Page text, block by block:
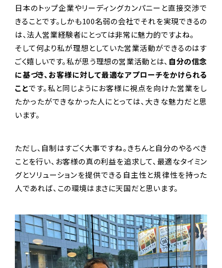
日本のトップ企業やリーディングカンパニーと直接交渉で
きることです。しかも100名弱の会社でそれを実現できるの
は、法人営業経験者にとっては非常に魅力的ですよね。
そして何より私が理想としていた営業活動ができるのはす
ごく嬉しいです。私が思う理想の営業活動とは、 自分の信念
に基づき、お客様に対して最適なアプローチをかけられる
ことです。私と同じようにお客様に視点を向けた営業をし
たかったができなかった人にとっては、大きな魅力だと思
います。
ただし、自制はすごく大事ですね。きちんと自分のやるべき
ことを行い、お客様の真の利益を追求して、最適なタイミン
グとソリューションを提供できる自主性と規律性を持った
人であれば、この環境はまさに天国だと思います。